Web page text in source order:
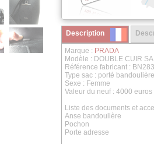
Description
Marque : PRADA
Modèle : DOUBLE CUIR
Référence fabricant :
Type sac : porté bandoulière
Sexe : Femme
Valeur du neuf : 4000 euros
Liste des documents et
Anse bandoulière
Pochon
Porte adresse